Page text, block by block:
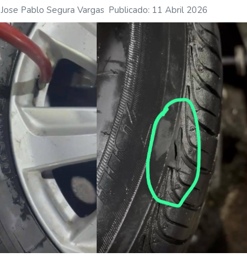
Jose Pablo Segura Vargas Publicado: 11 Abril 2026